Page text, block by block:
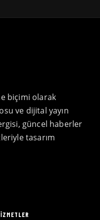
biçimi olarak
ve dijital yayın
güncel haberler
tasarım